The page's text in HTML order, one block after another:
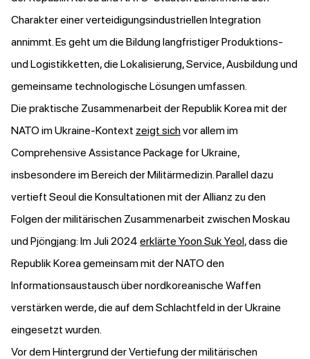
Charakter einer verteidigungsindustriellen Integration
annimmt. Es geht um die Bildung langfristiger Produktions-
und Logistikketten, die Lokalisierung, Service, Ausbildung und
gemeinsame technologische Lösungen umfassen.
Die praktische Zusammenarbeit der Republik Korea mit der
NATO im Ukraine-Kontext zeigt sichvor allem im
Comprehensive Assistance Package for Ukraine,
insbesondere im Bereich der Militärmedizin. Parallel dazu
vertieft Seoul die Konsultationen mit der Allianz zu den
Folgen der militärischen Zusammenarbeit zwischen Moskau
und Pjöngjang: Im Juli 2024 erklärte Yoon Suk Yeol, dass die
Republik Korea gemeinsam mit der NATO den
Informationsaustausch über nordkoreanische Waffen
verstärken werde, die auf dem Schlachtfeld in der Ukraine
eingesetzt wurden.
Vor dem Hintergrund der Vertiefung der militärischen